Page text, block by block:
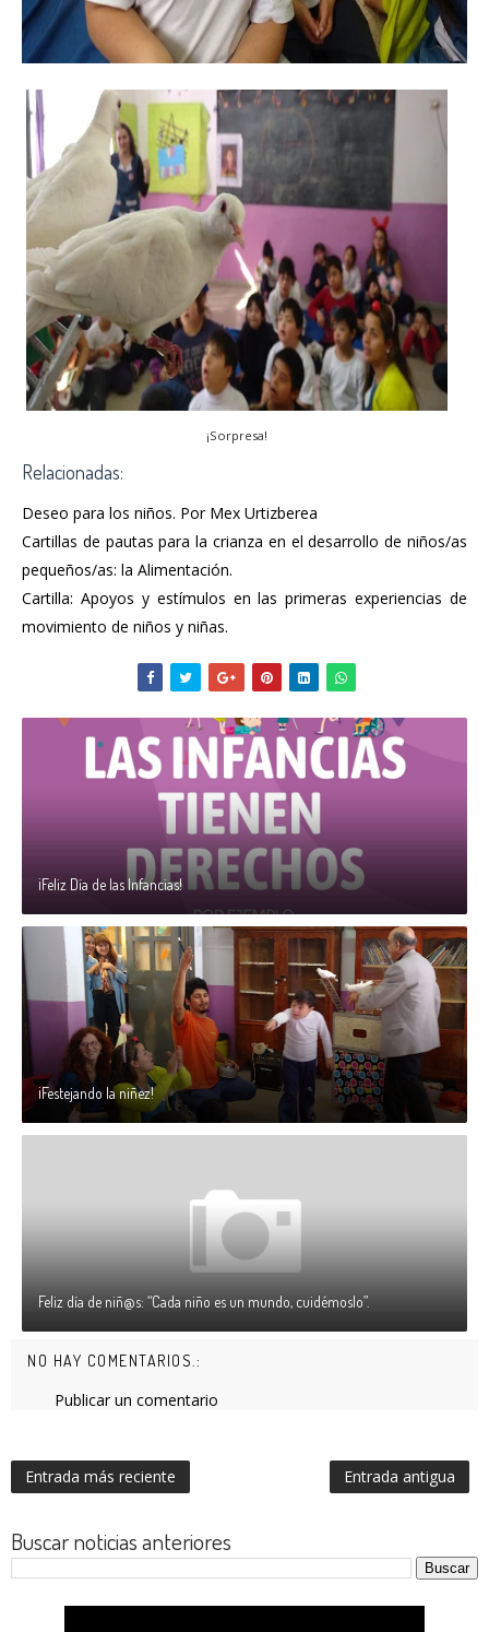
¡Sorpresa!
Relacionadas:
Deseo para los niños. Por Mex Urtizberea
Cartillas de pautas para la crianza en el desarrollo de niños/as
pequeños/as: la Alimentación.
Cartilla: Apoyos y estímulos en las primeras experiencias de
movimiento de niños y niñas.
¡Feliz Día de las Infancias!
¡Festejando la niñez!
Feliz día de niñ@s: “Cada niño es un mundo, cuidémoslo”.
NO HAY COMENTARIOS.:
Publicar un comentario
Entrada más reciente Entrada antigua
Buscar noticias anteriores